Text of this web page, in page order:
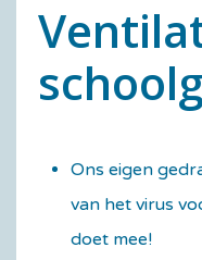
Ons eigen
van het virus
doet mee!